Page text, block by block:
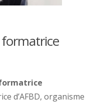
d’AFBD, organisme